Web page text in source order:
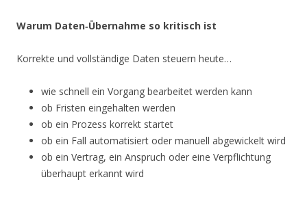
Warum Daten‑Übernahme so kritisch ist
Korrekte und vollständige Daten steuern heute…
wie schnell ein Vorgang bearbeitet werden kann
ob Fristen eingehalten werden
ob ein Prozess korrekt startet
ob ein Fall automatisiert oder manuell abgewickelt wird
ob ein Vertrag, ein Anspruch oder eine Verpflichtung
überhaupt erkannt wird